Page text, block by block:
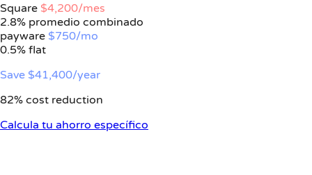
Square $4,200/mes
2.8% promedio combinado
payware $750/mo
0.5% flat
Save $41,400/year
82% cost reduction
Calcula tu ahorro específico